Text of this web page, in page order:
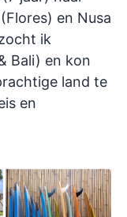
en Nusa
ik
Bali) en kon
land te
en